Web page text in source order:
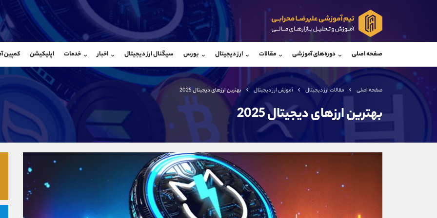
صفحه اصلی دوره‌های آموزشی مقالات ارز دیجیتال بورس سیگنال ارز دیجیتال اخبار خدمات اپلیکیشن کمپین
صفحه اصلی مقالات ارز دیجیتال آموزش ارز دیجیتال بهترین ارزهای دیجیتال 2025
بهترین ارزهای دیجیتال 2025
شروع گفتگو
@Armteam_admin_104
واتساپ شروع گفتگو
@Armteam_admin_103
واتساپ شروع
تلفن
تلفن